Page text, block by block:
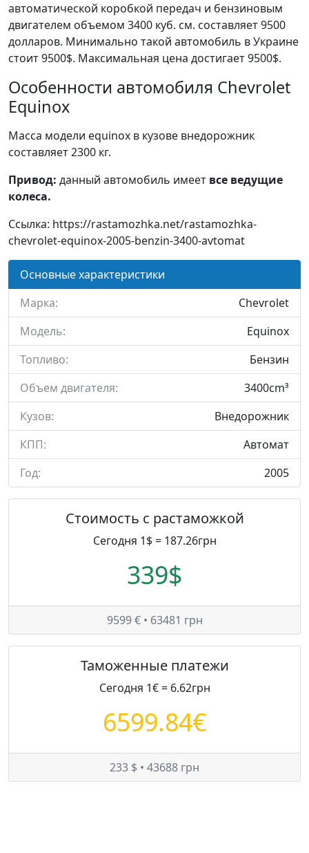
автоматической коробкой передач и бензиновым
двигателем объемом 3400 куб. см. составляет 9500
долларов. Минимально такой автомобиль в Украине
стоит 9500$. Максимальная цена достигает 9500$.
Особенности автомобиля Chevrolet
Equinox
Масса модели equinox в кузове внедорожник
составляет 2300 кг.
Привод: данный автомобиль имеет все ведущие
колеса.
Ссылка: https://rastamozhka.net/rastamozhka-
chevrolet-equinox-2005-benzin-3400-avtomat
Основные характеристики
Марка:
Chevrolet
Модель:
Equinox
Топливо:
Бензин
Объем двигателя:
3400cm³
Кузов:
Внедорожник
КПП:
Автомат
Год:
2005
Стоимость с растаможкой
Сегодня 1$ = 187.26грн
339$
9599 € • 63481 грн
Таможенные платежи
Сегодня 1€ = 6.62грн
6599.84€
233 $ • 43688 грн